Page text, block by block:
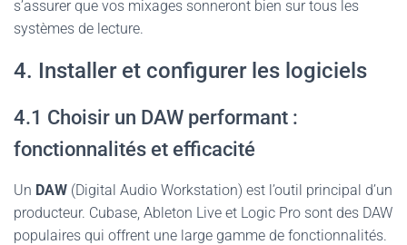
s’assurer que vos mixages sonneront bien sur tous les
systèmes de lecture.
4. Installer et configurer les logiciels
4.1 Choisir un DAW performant :
fonctionnalités et efficacité
Un DAW (Digital Audio Workstation) est l’outil principal d’un
producteur. Cubase, Ableton Live et Logic Pro sont des DAW
populaires qui offrent une large gamme de fonctionnalités.